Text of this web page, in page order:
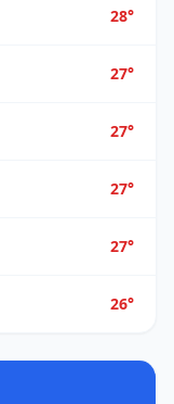
28°
27°
27°
27°
27°
26°